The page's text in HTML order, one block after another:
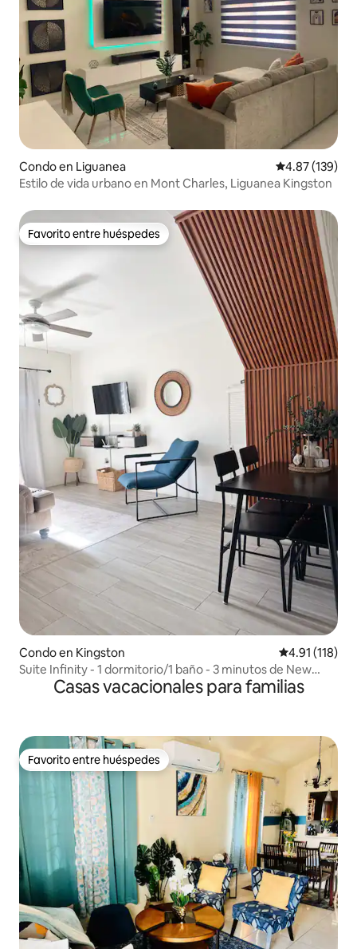
Condo en Liguanea Calificación
4.87 (139)
Estilo de vida urbano en Mont Charles, Liguanea Kingston
Favorito entre huéspedes
Favorito entre huéspedes
Condo en Kingston Calificación
4.91 (118)
Suite Infinity - 1 dormitorio/1 baño - 3 minutos de New
Kgn/patioCasas vacacionales para familias
Favorito entre huéspedes
Favorito entre huéspedes